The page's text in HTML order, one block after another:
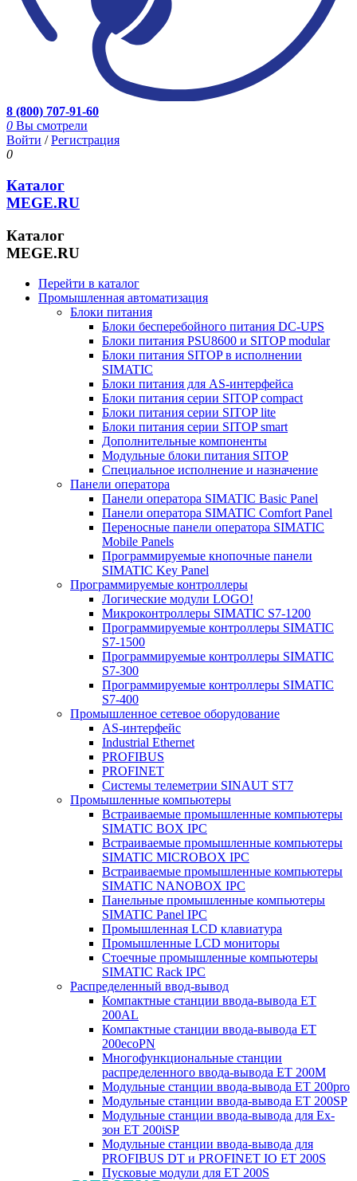
8 (800) 707-91-60
0 Вы смотрели
Войти /Регистрация
0
Каталог
MEGE.RU
Каталог
MEGE.RU
Перейти в каталог
Промышленная автоматизация
Блоки питания
Блоки бесперебойного питания DC-UPS
Блоки питания PSU8600 и SITOP modular
Блоки питания SITOP в исполнении
SIMATIC
Блоки питания для AS-интерфейса
Блоки питания серии SITOP compact
Блоки питания серии SITOP lite
Блоки питания серии SITOP smart
Дополнительные компоненты
Модульные блоки питания SITOP
Специальное исполнение и назначение
Панели оператора
Панели оператора SIMATIC Basic Panel
Панели оператора SIMATIC Comfort Panel
Переносные панели оператора SIMATIC
Mobile Panels
Программируемые кнопочные панели
SIMATIC Key Panel
Программируемые контроллеры
Логические модули LOGO!
Микроконтроллеры SIMATIC S7-1200
Программируемые контроллеры SIMATIC
S7-1500
Программируемые контроллеры SIMATIC
S7-300
Программируемые контроллеры SIMATIC
S7-400
Промышленное сетевое оборудование
AS-интерфейс
Industrial Ethernet
PROFIBUS
PROFINET
Системы телеметрии SINAUT ST7
Промышленные компьютеры
Встраиваемые промышленные компьютеры
SIMATIC BOX IPC
Встраиваемые промышленные компьютеры
SIMATIC MICROBOX IPC
Встраиваемые промышленные компьютеры
SIMATIC NANOBOX IPC
Панельные промышленные компьютеры
SIMATIC Panel IPC
Промышленная LCD клавиатура
Промышленные LCD мониторы
Стоечные промышленные компьютеры
SIMATIC Rack IPC
Распределенный ввод-вывод
Компактные станции ввода-вывода ET
200AL
Компактные станции ввода-вывода ET
200ecoPN
Многофункциональные станции
распределенного ввода-вывода ET 200M
Модульные станции ввода-вывода ET 200pro
Модульные станции ввода-вывода ET 200SP
Модульные станции ввода-вывода для Ex-
зон ET 200iSP
Модульные станции ввода-вывода для
PROFIBUS DT и PROFINET IO ET 200S
Пусковые модули для ET 200S